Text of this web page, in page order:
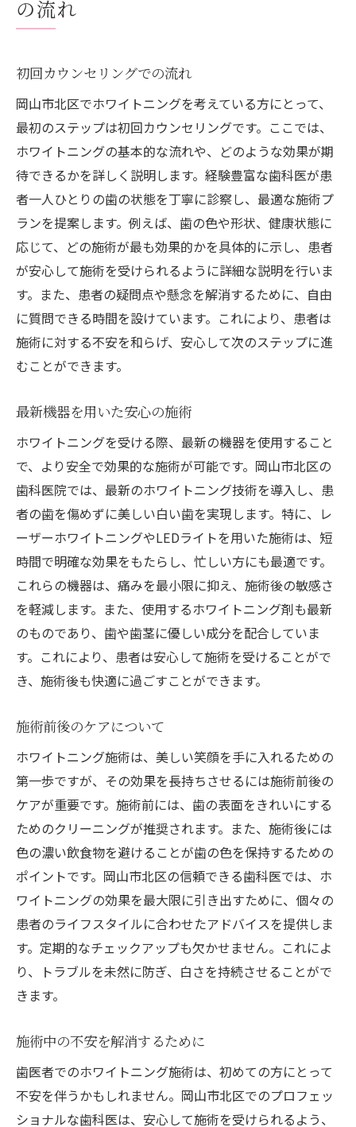
の流れ
初回カウンセリングでの流れ
岡山市北区でホワイトニングを考えている方にとって、
最初のステップは初回カウンセリングです。ここでは、
ホワイトニングの基本的な流れや、どのような効果が期
待できるかを詳しく説明します。経験豊富な歯科医が患
者一人ひとりの歯の状態を丁寧に診察し、最適な施術プ
ランを提案します。例えば、歯の色や形状、健康状態に
応じて、どの施術が最も効果的かを具体的に示し、患者
が安心して施術を受けられるように詳細な説明を行いま
す。また、患者の疑問点や懸念を解消するために、自由
に質問できる時間を設けています。これにより、患者は
施術に対する不安を和らげ、安心して次のステップに進
むことができます。
最新機器を用いた安心の施術
ホワイトニングを受ける際、最新の機器を使用すること
で、より安全で効果的な施術が可能です。岡山市北区の
歯科医院では、最新のホワイトニング技術を導入し、患
者の歯を傷めずに美しい白い歯を実現します。特に、レ
ーザーホワイトニングやLEDライトを用いた施術は、短
時間で明確な効果をもたらし、忙しい方にも最適です。
これらの機器は、痛みを最小限に抑え、施術後の敏感さ
を軽減します。また、使用するホワイトニング剤も最新
のものであり、歯や歯茎に優しい成分を配合していま
す。これにより、患者は安心して施術を受けることがで
き、施術後も快適に過ごすことができます。
施術前後のケアについて
ホワイトニング施術は、美しい笑顔を手に入れるための
第一歩ですが、その効果を長持ちさせるには施術前後の
ケアが重要です。施術前には、歯の表面をきれいにする
ためのクリーニングが推奨されます。また、施術後には
色の濃い飲食物を避けることが歯の色を保持するための
ポイントです。岡山市北区の信頼できる歯科医では、ホ
ワイトニングの効果を最大限に引き出すために、個々の
患者のライフスタイルに合わせたアドバイスを提供しま
す。定期的なチェックアップも欠かせません。これによ
り、トラブルを未然に防ぎ、白さを持続させることがで
きます。
施術中の不安を解消するために
歯医者でのホワイトニング施術は、初めての方にとって
不安を伴うかもしれません。岡山市北区でのプロフェッ
ショナルな歯科医は、安心して施術を受けられるよう、